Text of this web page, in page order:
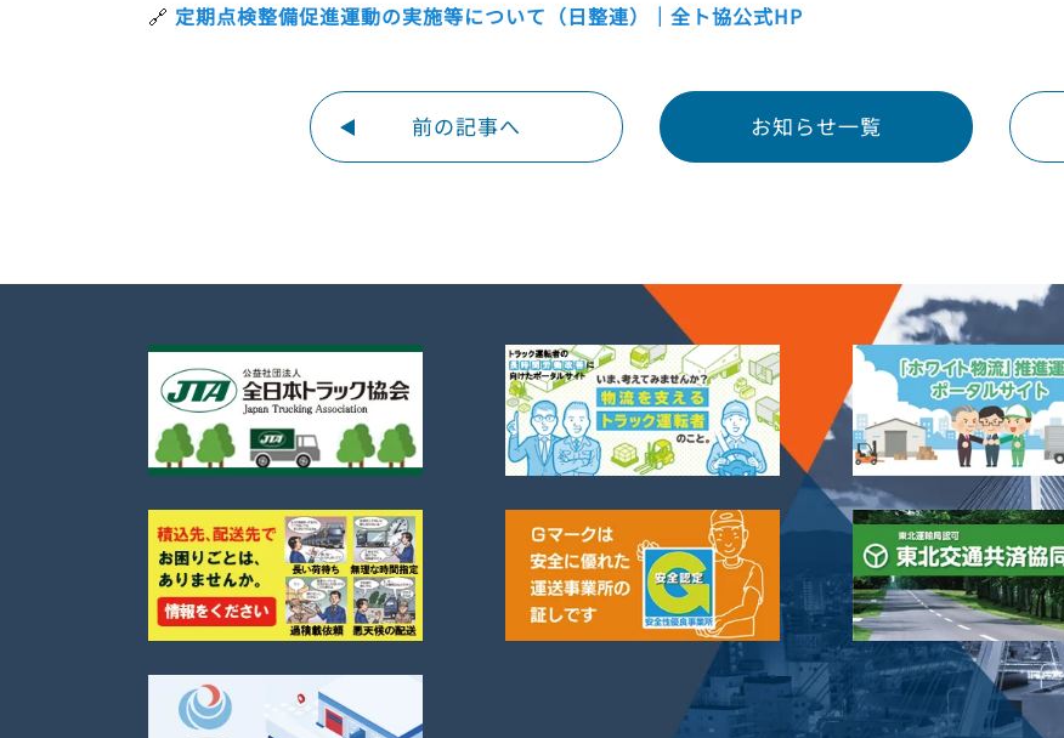
🔗 定期点検整備促進運動の実施等について（日整連）｜全ト協公式HP
前の記事へ お知らせ一覧